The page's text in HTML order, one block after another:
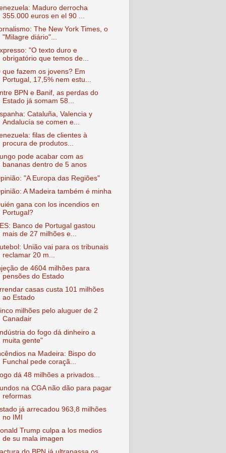
Maduro derrocha
355.000 euros en el 90 ...
The New York Times, o
"Milagre diário"...
"O texto duro e
obrigatório que temos de...
que fazem os jovens? Em
Portugal, 17,5% nem estu...
BPN e Banif, as perdas do
Estado já somam 58...
Cataluña, Valencia y
Andalucía se comen e...
filas de clientes à
procura de produtos...
pode acabar com as
bananas dentro de 5 anos
"A Europa das Regiões"
A Madeira também é minha
gana con los incendios en
Portugal?
Banco de Portugal gastou
mais de 27 milhões e...
União vai para os tribunais
reclamar 20 m...
de 4604 milhões para
pensões do Estado
casas custa 101 milhões
ao Estado
milhões pelo aluguer de 2
Canadair
do fogo dá dinheiro a
muita gente"
na Madeira: Bispo do
Funchal pede coraçã...
dá 48 milhões a privados...
na CGA não dão para pagar
reformas
já arrecadou 963,8 milhões
no IMI
Trump culpa a los medios
de su mala imagen